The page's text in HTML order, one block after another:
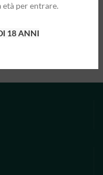
età per entrare.
18 ANNI